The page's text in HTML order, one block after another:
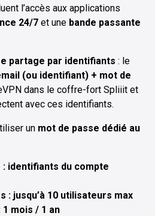
l’accès aux applications
24/7 et une bande passante
partage par identifiants : le
(ou identifiant) + mot de
dans le coffre-fort Spliiit et
avec ces identifiants.
un mot de passe dédié au
identifiants du compte
: jusqu’à 10 utilisateurs max
mois / 1 an